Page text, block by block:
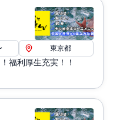
東京都
福利厚生充実！！